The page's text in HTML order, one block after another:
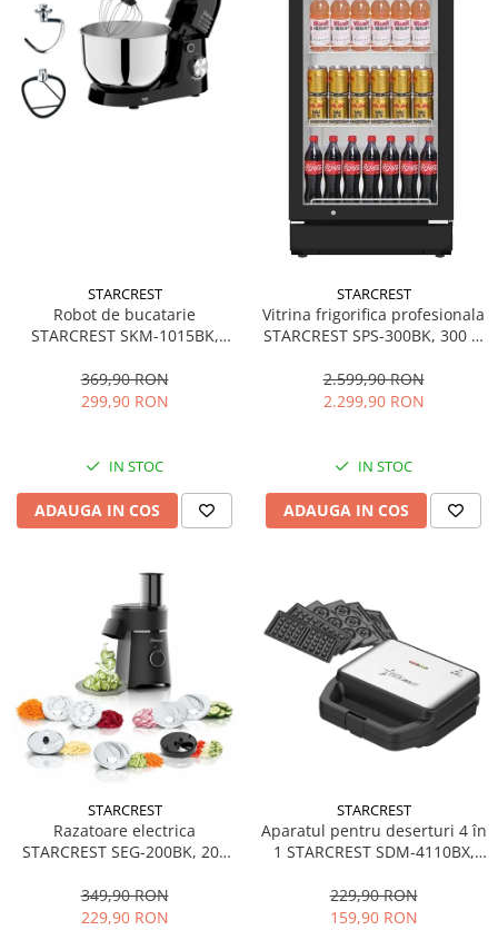
STARCREST
Robot de bucatarie
STARCREST SKM-1015BK,
Accesorii, 10 Viteze + Pulse,
Negru
369,90 RON
299,90 RON
IN STOC
ADAUGA IN COS
STARCREST
Vitrina frigorifica profesionala
STARCREST SPS-300BK, 300 L,
LED, H 169.5 cm, Negru
2.599,90 RON
2.299,90 RON
IN STOC
ADAUGA IN COS
STARCREST
Razatoare electrica
STARCREST SEG-200BK, 200
349,90 RON
229,90 RON
STARCREST
Aparatul pentru deserturi 4 în
1 STARCREST SDM-4110BX,
invelis ceramic pentru vafe,
nuci, gogosi si smile
229,90 RON
159,90 RON